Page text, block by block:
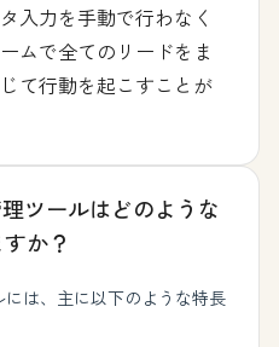
入力を手動で行わなく
ムで全てのリードをま
て行動を起こすことが
ツールはどのような
か？
は、主に以下のような特長